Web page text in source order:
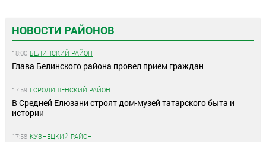
НОВОСТИ РАЙОНОВ
18:00 БЕЛИНСКИЙ РАЙОН
Глава Белинского района провел прием граждан
17:59 ГОРОДИЩЕНСКИЙ РАЙОН
В Средней Елюзани строят дом-музей татарского быта и
истории
17:58 КУЗНЕЦКИЙ РАЙОН